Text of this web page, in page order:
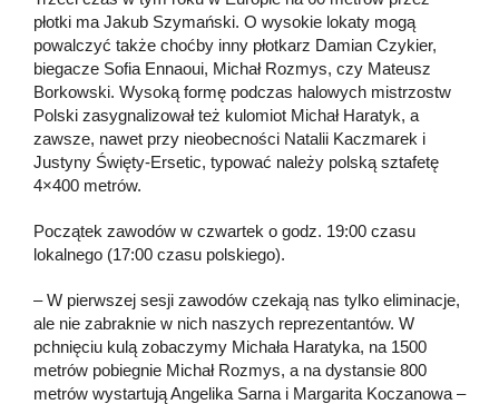
płotki ma Jakub Szymański. O wysokie lokaty mogą
powalczyć także choćby inny płotkarz Damian Czykier,
biegacze Sofia Ennaoui, Michał Rozmys, czy Mateusz
Borkowski. Wysoką formę podczas halowych mistrzostw
Polski zasygnalizował też kulomiot Michał Haratyk, a
zawsze, nawet przy nieobecności Natalii Kaczmarek i
Justyny Święty-Ersetic, typować należy polską sztafetę
4×400 metrów.
Początek zawodów w czwartek o godz. 19:00 czasu
lokalnego (17:00 czasu polskiego).
– W pierwszej sesji zawodów czekają nas tylko eliminacje,
ale nie zabraknie w nich naszych reprezentantów. W
pchnięciu kulą zobaczymy Michała Haratyka, na 1500
metrów pobiegnie Michał Rozmys, a na dystansie 800
metrów wystartują Angelika Sarna i Margarita Koczanowa –